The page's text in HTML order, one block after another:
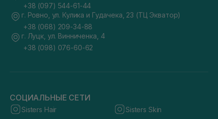
+38 (097) 544-61-44
г. Ровно, ул. Кулика и Гудачека, 23 (ТЦ Экватор)
+38 (068) 209-34-88
г. Луцк, ул. Винниченка, 4
+38 (098) 076-60-62
СОЦИАЛЬНЫЕ СЕТИ
Sisters Hair Sisters Skin